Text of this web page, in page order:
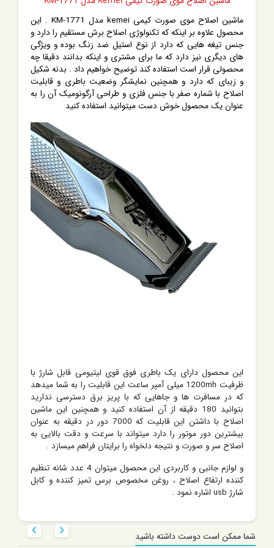
ماشین اصلاح موی صورت کیمی kemei مدل KM-1771 . این
محصول علاوه بر اینکه که تکنولوژی اصلاح برش مستقیم را دارد و
جنس تیغه هایی که دارد از نوع استیل ضد زنگ بوده و ویژگی
های دیگری نیز دارد که ما برای مشتری و اینکه بدانند دقیقا چه
محصولی قرار است استفاده کند توضیح خواهیم داد . بدنه شکیل
و زیبای که دارد و همچنین نمایشگر وضعیت باطری و قابلیت
اصلاح با شماره صفر با جنس فلزی و طراحی آرگونومیک آن را به
عنوان یک محصول خوش دست میتوانید استفاده کنید
این محصول دارای یک باطری فوق قوی لیتیومی قابل شارژ با
ظرفیت 1200mh میلی آمپر ساعت این قابلیت را به شما میدهد
که در مسافرت ها و جاهایی که با پریز برق دسترسی ندارید
بتوانید 180 دقیقه از آن استفاده کنید و همچنین این ماشین
اصلاح با داشتن این قابلیت که 7000 دور در دقیقه به عنوان
بیشترین دور موتور را دارد میتواند با سرعت و دقت بالایی به
اصلاح سر و صورت و نتیجه دلخواه را برایتان فراهم میسازد .
و لوازم جانبی و کاربردی این محصول میتوان 4 عدد شانه تنظیم
کننده ارتفاع اصلاح ، روغن مخصوص برس تمیز کننده و کابل
شارژ usb اشاره نمود .
شما ممکن است دوست داشته باشید  